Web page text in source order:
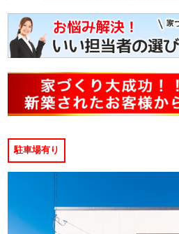
駐車場有り